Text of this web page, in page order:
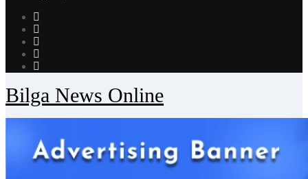
Bilga News Online